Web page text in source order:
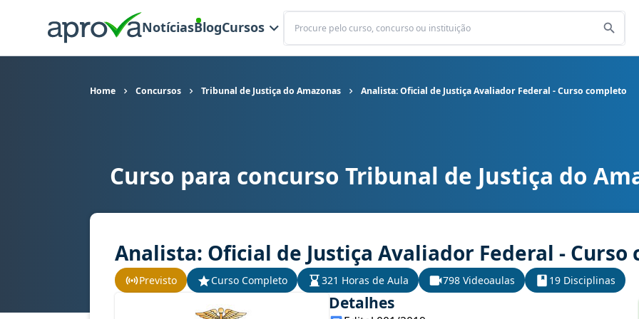
NotíciasBlogCursos
Buscar
Home Concursos Tribunal de Justiça do Amazonas Analista: Oficial de Justiça Avaliador Federal - Curso completo
Curso para concurso TJ AM - Tribunal de Justiça do Amazonas cargo Analista: Oficial de Justiça Avaliador Federal -
Curso para concurso Tribunal de Justiça do
Analista: Oficial de Justiça Avaliador Federal - Curso
Previsto Curso Completo 321 Horas de Aula 798 Videoaulas 19 Disciplinas
Detalhes